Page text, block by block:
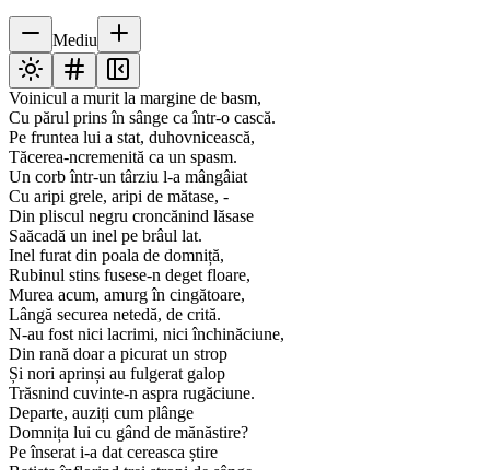
Mediu
Voinicul a murit la margine de basm,
Cu părul prins în sânge ca într-o cască.
Pe fruntea lui a stat, duhovnicească,
Tăcerea-ncremenită ca un spasm.
Un corb într-un târziu l-a mângâiat
Cu aripi grele, aripi de mătase, -
Din pliscul negru croncănind lăsase
Saăcadă un inel pe brâul lat.
Inel furat din poala de domniță,
Rubinul stins fusese-n deget floare,
Murea acum, amurg în cingătoare,
Lângă securea netedă, de crită.
N-au fost nici lacrimi, nici închinăciune,
Din rană doar a picurat un strop
Și nori aprinși au fulgerat galop
Trăsnind cuvinte-n aspra rugăciune.
Departe, auziți cum plânge
Domnița lui cu gând de mănăstire?
Pe înserat i-a dat cereasca știre